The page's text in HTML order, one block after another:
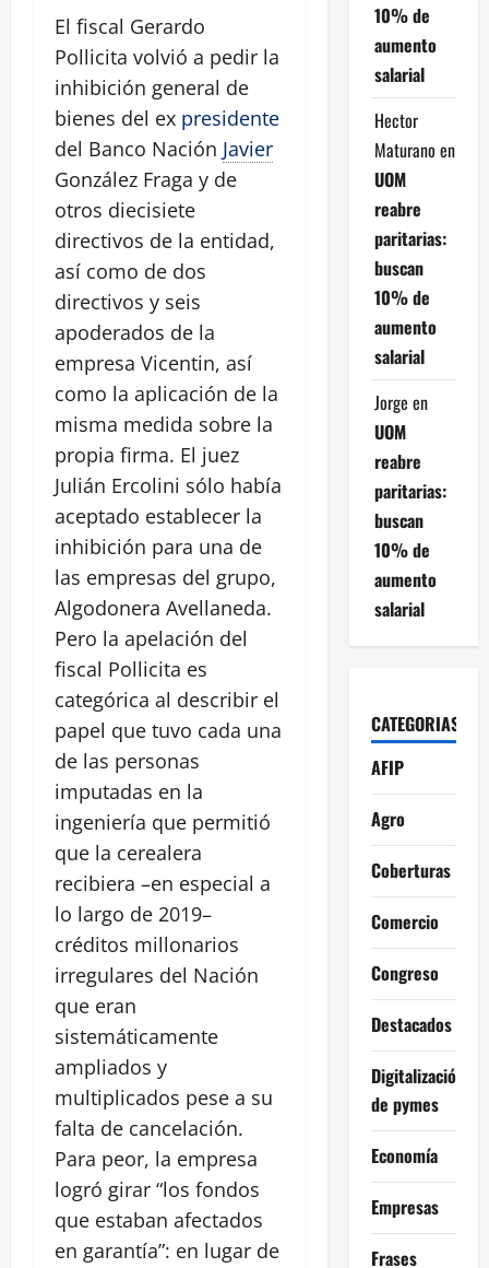
El fiscal Gerardo
Pollicita volvió a pedir la
inhibición general de
bienes del ex presidente
del Banco Nación Javier
González Fraga y de
otros diecisiete
directivos de la entidad,
así como de dos
directivos y seis
apoderados de la
empresa Vicentin, así
como la aplicación de la
misma medida sobre la
propia firma. El juez
Julián Ercolini sólo había
aceptado establecer la
inhibición para una de
las empresas del grupo,
Algodonera Avellaneda.
Pero la apelación del
fiscal Pollicita es
categórica al describir el
papel que tuvo cada una
de las personas
imputadas en la
ingeniería que permitió
que la cerealera
recibiera –en especial a
lo largo de 2019–
créditos millonarios
irregulares del Nación
que eran
sistemáticamente
ampliados y
multiplicados pese a su
falta de cancelación.
Para peor, la empresa
logró girar “los fondos
que estaban afectados
en garantía”: en lugar de
10% de
aumento
salarial
Hector
Maturano en
UOM
reabre
paritarias:
buscan
10% de
aumento
salarial
Jorge en
UOM
reabre
paritarias:
buscan
10% de
aumento
salarial
CATEGORIAS
AFIP
Agro
Coberturas
Comercio
Congreso
Destacados
Digitalización
de pymes
Economía
Empresas
Frases